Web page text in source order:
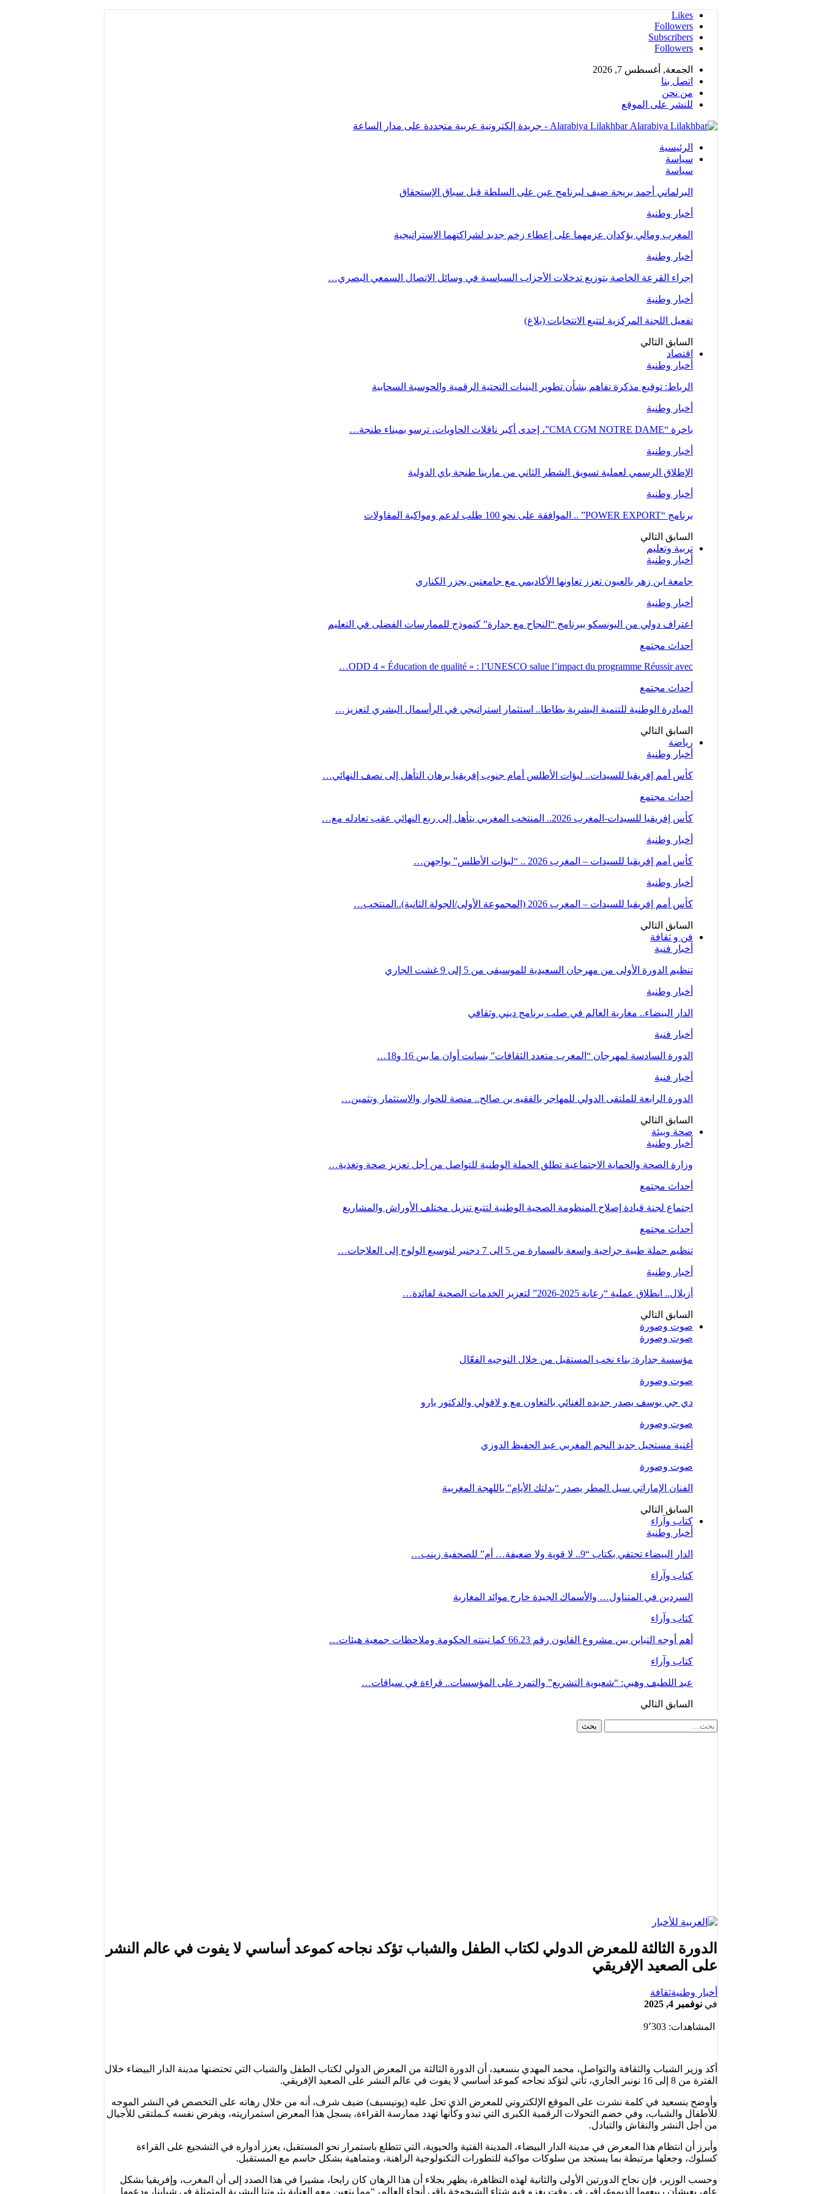
Likes
Followers
Subscribers
Followers
الجمعة, أغسطس 7, 2026
اتصل بنا
من نحن
للنشر على الموقع
Alarabiya Lilakhbar - جريدة إلكترونية عربية متجددة على مدار الساعة
الرئيسية
سياسة
سياسة
البرلماني أحمد بريجة ضيف لبرنامج عين على السلطة قبل سباق الإستحقاق
أخبار وطنية
المغرب ومالي يؤكدان عزمهما على إعطاء زخم جديد لشراكتهما الاستراتيجية
أخبار وطنية
إجراء القرعة الخاصة بتوزيع تدخلات الأحزاب السياسية في وسائل الاتصال السمعي البصري…
أخبار وطنية
تفعيل اللجنة المركزية لتتبع الانتخابات (بلاغ)
السابق التالي
اقتصاد
أخبار وطنية
الرباط: توقيع مذكرة تفاهم بشأن تطوير البنيات التحتية الرقمية والحوسبة السحابية
أخبار وطنية
باخرة “CMA CGM NOTRE DAME”، إحدى أكبر ناقلات الحاويات، ترسو بميناء طنجة…
أخبار وطنية
الإطلاق الرسمي لعملية تسويق الشطر الثاني من مارينا طنجة باي الدولية
أخبار وطنية
برنامج “POWER EXPORT” .. الموافقة على نحو 100 طلب لدعم ومواكبة المقاولات
السابق التالي
تربية وتعليم
أخبار وطنية
جامعة ابن زهر بالعيون تعزز تعاونها الأكاديمي مع جامعتين بجزر الكناري
أخبار وطنية
اعتراف دولي من اليونسكو ببرنامج “النجاح مع جدارة” كنموذج للممارسات الفضلى في التعليم
أحداث مجتمع
ODD 4 « Éducation de qualité » : l’UNESCO salue l’impact du programme Réussir avec…
أحداث مجتمع
المبادرة الوطنية للتنمية البشرية بطاطا.. استثمار استراتيجي في الرأسمال البشري لتعزيز…
السابق التالي
رياضة
أخبار وطنية
كأس أمم إفريقيا للسيدات.. لبؤات الأطلس أمام جنوب إفريقيا برهان التأهل إلى نصف النهائي…
أحداث مجتمع
كأس إفريقيا للسيدات-المغرب 2026.. المنتخب المغربي يتأهل إلى ربع النهائي عقب تعادله مع…
أخبار وطنية
كأس أمم إفريقيا للسيدات – المغرب 2026 .. “لبؤات الأطلس” يواجهن…
أخبار وطنية
كأس أمم إفريقيا للسيدات – المغرب 2026 (المجموعة الأولى/الجولة الثانية)..المنتخب…
السابق التالي
فن و ثقافة
أخبار فنية
تنظيم الدورة الأولى من مهرجان السعيدية للموسيقى من 5 إلى 9 غشت الجاري
أخبار وطنية
الدار البيضاء.. مغاربة العالم في صلب برنامج ديني وثقافي
أخبار فنية
الدورة السادسة لمهرجان “المغرب متعدد الثقافات” بسانت أوان ما بين 16 و18…
أخبار فنية
الدورة الرابعة للملتقى الدولي للمهاجر بالفقيه بن صالح.. منصة للحوار والاستثمار وتثمين…
السابق التالي
صحة وبيئة
أخبار وطنية
وزارة الصحة والحماية الاجتماعية تطلق الحملة الوطنية للتواصل من أجل تعزيز صحة وتغذية…
أحداث مجتمع
اجتماع لجنة قيادة إصلاح المنظومة الصحية الوطنية لتتبع تنزيل مختلف الأوراش والمشاريع
أحداث مجتمع
تنظيم حملة طبية جراحية واسعة بالسمارة من 5 الى 7 دجنبر لتوسيع الولوج إلى العلاجات…
أخبار وطنية
أزيلال.. انطلاق عملية “رعاية 2025-2026” لتعزيز الخدمات الصحية لفائدة…
السابق التالي
صوت وصورة
صوت وصورة
مؤسسة جدارة: بناء نخب المستقبل من خلال التوجيه الفعّال
صوت وصورة
دي جي يوسف يصدر جديده الغنائي بالتعاون مع و لافولي والدكتور يارو
صوت وصورة
أغنية مستحيل جديد النجم المغربي عبد الحفيظ الدوزي
صوت وصورة
الفنان الإماراتي سيل المطر يصدر “بدلتك الأيام” باللهجة المغربية
السابق التالي
كتاب وآراء
أخبار وطنية
الدار البيضاء تحتفي بكتاب “9.. لا قوية ولا ضعيفة… أم” للصحفية زينب…
كتاب وآراء
السردين في المتناول… والأسماك الجيدة خارج موائد المغاربة
كتاب وآراء
أهم أوجه التباين بين مشروع القانون رقم 66.23 كما تبنته الحكومة وملاحظات جمعية هيئات…
كتاب وآراء
عبد اللطيف وهبي: “شعبوية التشريع” والتمرد على المؤسسات.. قراءة في سياقات…
السابق التالي
الدورة الثالثة للمعرض الدولي لكتاب الطفل والشباب تؤكد نجاحه كموعد أساسي لا يفوت في عالم النشر
على الصعيد الإفريقي
أخبار وطنيةثقافة
في نوفمبر 4, 2025
المشاهدات: 9٬303
أكد وزير الشباب والثقافة والتواصل، محمد المهدي بنسعيد، أن الدورة الثالثة من المعرض الدولي لكتاب الطفل والشباب التي تحتضنها مدينة الدار البيضاء خلال
الفترة من 8 إلى 16 نونبر الجاري، تأتي لتؤكد نجاحه كموعد أساسي لا يفوت في عالم النشر على الصعيد الإفريقي.
وأوضح بنسعيد في كلمة نشرت على الموقع الإلكتروني للمعرض الذي تحل عليه (يونيسيف) ضيف شرف، أنه من خلال رهانه على التخصص في النشر الموجه
للأطفال والشباب، وفي خضم التحولات الرقمية الكبرى التي تبدو وكأنها تهدد ممارسة القراءة، يسجل هذا المعرض استمراريته، ويفرض نفسه كـملتقى للأجيال
من أجل النشر والنقاش والتبادل.
وأبرز أن انتظام هذا المعرض في مدينة الدار البيضاء، المدينة الفتية والحيوية، التي تتطلع باستمرار نحو المستقبل، يعزز أدواره في التشجيع على القراءة
كسلوك، وجعلها مرتبطة بما يستجد من سلوكات مواكبة للتطورات التكنولوجية الراهنة، ومتماهية بشكل حاسم مع المستقبل.
وحسب الوزير، فإن نجاح الدورتين الأولى والثانية لهذه التظاهرة، يظهر بجلاء أن هذا الرهان كان رابحا، مشيرا في هذا الصدد إلى أن المغرب، وإفريقيا بشكل
عام، يعيشان ربيعهما الديموغرافي في وقت يغزو فيه شتاء الشيخوخة باقي أنحاء العالم، “مما يتعين معه العناية بثروتنا البشرية المتمثلة في شبابنا، ودعمها